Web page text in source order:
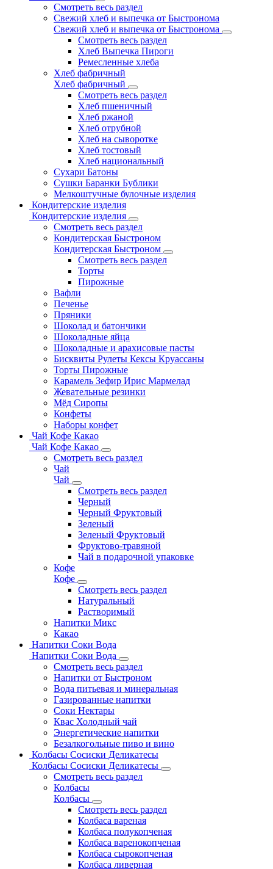
Смотреть весь раздел
Свежий хлеб и выпечка от Быстронома
Свежий хлеб и выпечка от Быстронома
Смотреть весь раздел
Хлеб Выпечка Пироги
Ремесленные хлеба
Хлеб фабричный
Хлеб фабричный
Смотреть весь раздел
Хлеб пшеничный
Хлеб ржаной
Хлеб отрубной
Хлеб на сыворотке
Хлеб тостовый
Хлеб национальный
Сухари Батоны
Сушки Баранки Бублики
Мелкоштучные булочные изделия
Кондитерские изделия
Кондитерские изделия
Смотреть весь раздел
Кондитерская Быстроном
Кондитерская Быстроном
Смотреть весь раздел
Торты
Пирожные
Вафли
Печенье
Пряники
Шоколад и батончики
Шоколадные яйца
Шоколадные и арахисовые пасты
Бисквиты Рулеты Кексы Круассаны
Торты Пирожные
Карамель Зефир Ирис Мармелад
Жевательные резинки
Мёд Сиропы
Конфеты
Наборы конфет
Чай Кофе Какао
Чай Кофе Какао
Смотреть весь раздел
Чай
Чай
Смотреть весь раздел
Черный
Черный Фруктовый
Зеленый
Зеленый Фруктовый
Фруктово-травяной
Чай в подарочной упаковке
Кофе
Кофе
Смотреть весь раздел
Натуральный
Растворимый
Напитки Микс
Какао
Напитки Соки Вода
Напитки Соки Вода
Смотреть весь раздел
Напитки от Быстроном
Вода питьевая и минеральная
Газированные напитки
Соки Нектары
Квас Холодный чай
Энергетические напитки
Безалкогольные пиво и вино
Колбасы Сосиски Деликатесы
Колбасы Сосиски Деликатесы
Смотреть весь раздел
Колбасы
Колбасы
Смотреть весь раздел
Колбаса вареная
Колбаса полукопченая
Колбаса варенокопченая
Колбаса сырокопченая
Колбаса ливерная